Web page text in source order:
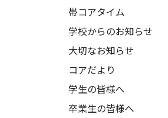
帯コアタイム
学校からのお知らせ
大切なお知らせ
コアだより
学生の皆様へ
卒業生の皆様へ